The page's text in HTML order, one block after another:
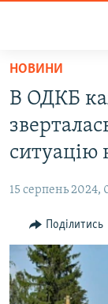
Перейти
основного
матеріалу
Перейти
до
основної
навігації
Перейти
до
пошуку
ВОДА.КРИМ
ВІДЕО ТА ФОТО
БЛОГИ
ПОГЛЯД
ІНТЕРВ'Ю
ВСЕ ЗА ДЕНЬ
НОВИНИ
В ОДКБ
ситуацію
15 серпень 2024,
Поділитись